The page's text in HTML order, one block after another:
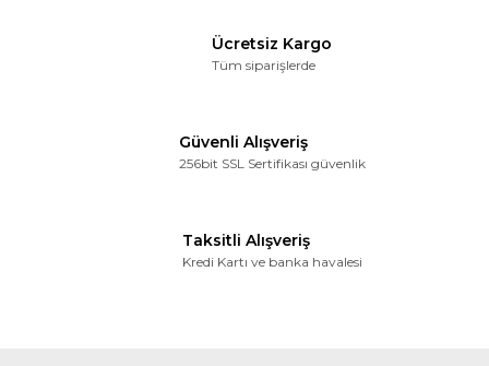
Ücretsiz Kargo
Tüm siparişlerde
Güvenli Alışveriş
256bit SSL Sertifikası güvenlik
Taksitli Alışveriş
Kredi Kartı ve banka havalesi